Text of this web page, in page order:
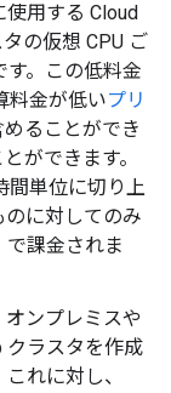
使用する Cloud
の仮想 CPU ご
す。この低料金
料金が低いプリ
めることができ
ができます。
間単位に切り上
に対してのみ
課金されま
オンプレミスや
クラスタを作成
れに対し、